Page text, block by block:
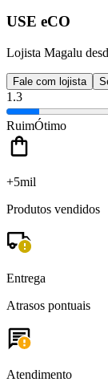
USE eCO
Lojista Magalu
Fale com lojista
1.3
RuimÓtimo
+5mil
Produtos vendidos
Entrega
Atrasos pontuais
Atendimento